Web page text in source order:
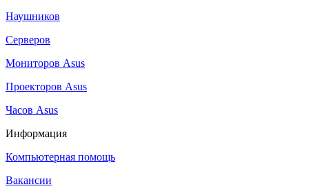
Наушников
Серверов
Мониторов Asus
Проекторов Asus
Часов Asus
Информация
Компьютерная помощь
Вакансии